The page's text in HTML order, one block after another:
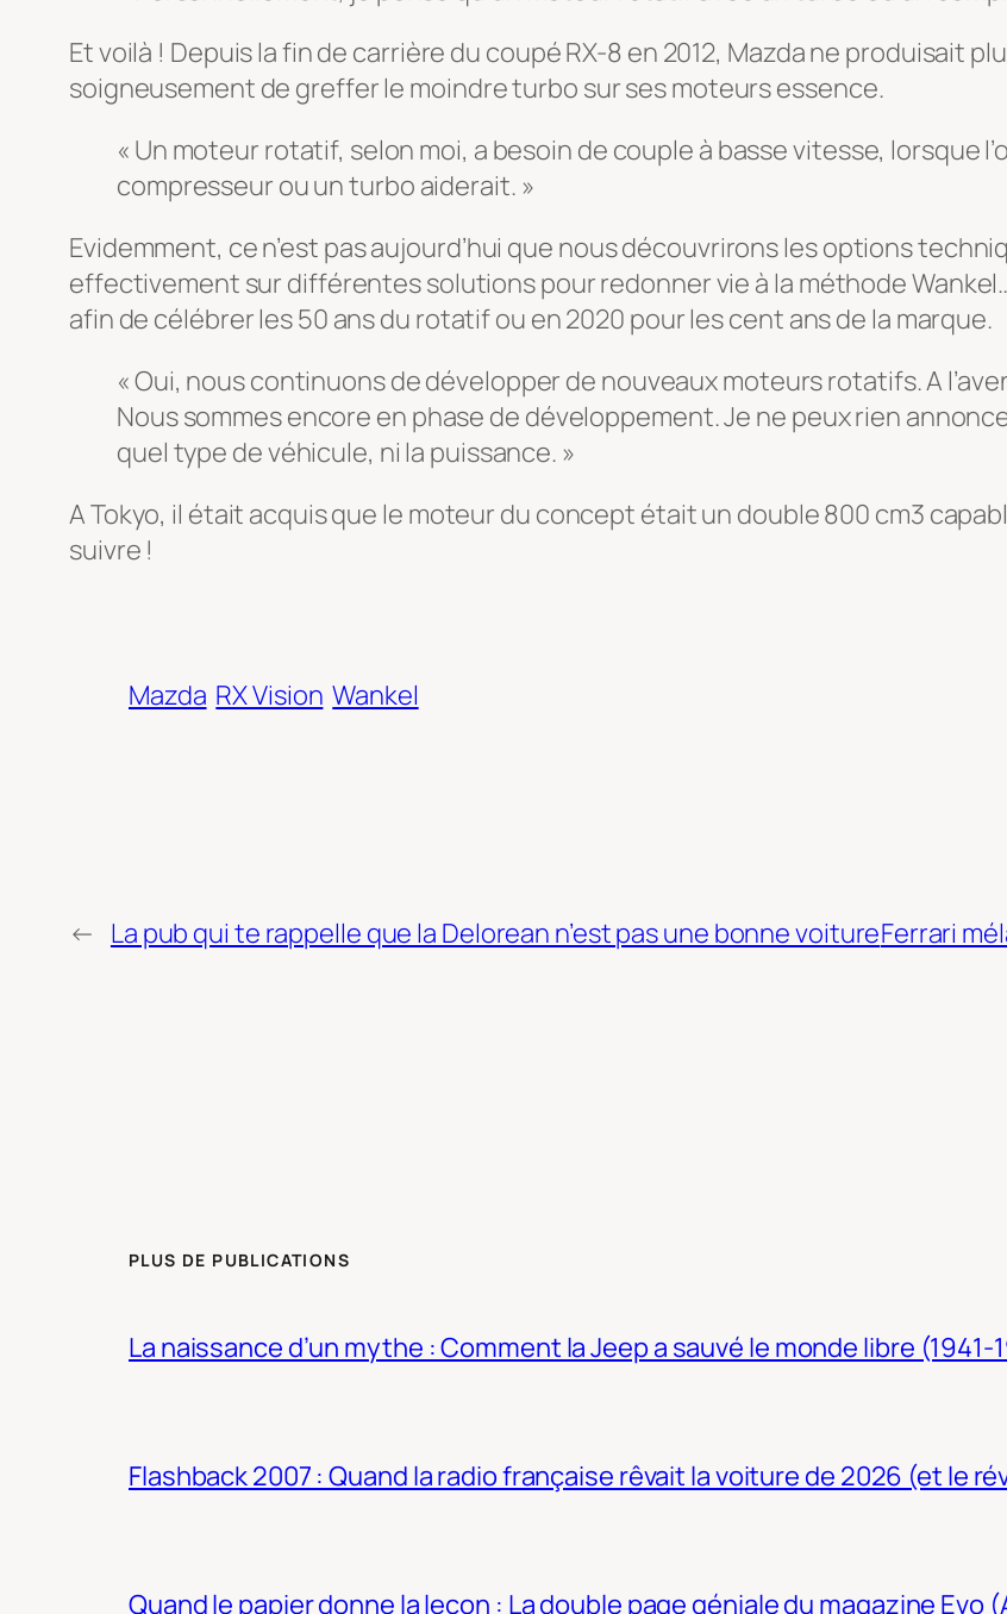
Et voilà ! Depuis la fin de carrière du coupé RX-8 en 2012, Mazda ne produisait
soigneusement de greffer le moindre turbo sur ses moteurs essence.
« Un moteur rotatif, selon moi, a besoin de couple à basse vitesse, lorsque
compresseur ou un turbo aiderait. »
Evidemment, ce n’est pas aujourd’hui que nous découvrirons les options
effectivement sur différentes solutions pour redonner vie à la méthode
afin de célébrer les 50 ans du rotatif ou en 2020 pour les cent ans de la marque.
« Oui, nous continuons de développer de nouveaux moteurs rotatifs. A
Nous sommes encore en phase de développement. Je ne peux rien
quel type de véhicule, ni la puissance. »
A Tokyo, il était acquis que le moteur du concept était un double 800 cm3
suivre !
Mazda RX Vision Wankel
← La pub qui te rappelle que la Delorean n’est pas une bonne voitureFerrari
PLUS DE PUBLICATIONS
La naissance d’un mythe : Comment la Jeep a sauvé le monde libre (1941-
Flashback 2007 : Quand la radio française rêvait la voiture de 2026 (et le
Quand le papier donne la leçon : La double page géniale du magazine Evo